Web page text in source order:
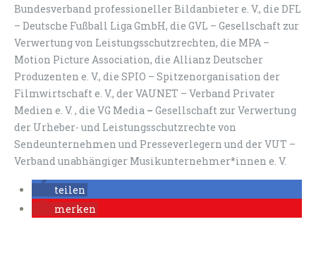
Bundesverband professioneller Bildanbieter e. V., die DFL
– Deutsche Fußball Liga GmbH, die GVL – Gesellschaft zur
Verwertung von Leistungsschutzrechten, die MPA –
Motion Picture Association, die Allianz Deutscher
Produzenten e. V., die SPIO – Spitzenorganisation der
Filmwirtschaft e. V., der VAUNET – Verband Privater
Medien e. V. , die VG Media – Gesellschaft zur Verwertung
der Urheber- und Leistungsschutzrechte von
Sendeunternehmen und Presseverlegern und der VUT –
Verband unabhängiger Musikunternehmer*innen e. V.
teilen
merken